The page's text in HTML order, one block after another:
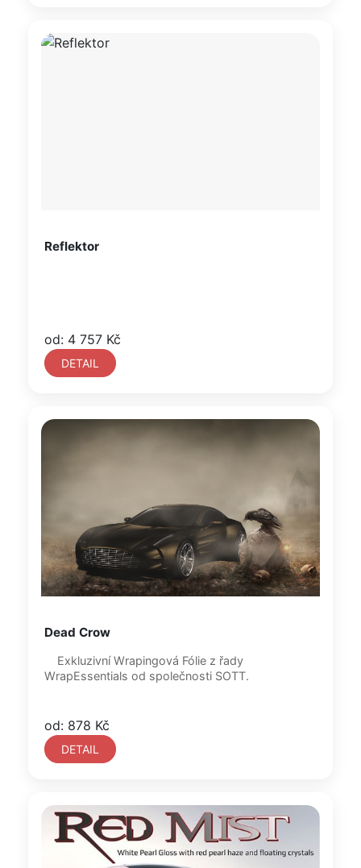
Reflektor
od: 4 757 Kč
DETAIL
Dead Crow
WrapEssentials od společnosti SOTT.
od: 878 Kč
DETAIL